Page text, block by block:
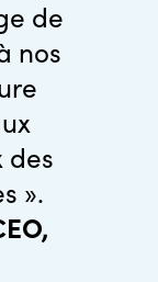
de
nos
des
».